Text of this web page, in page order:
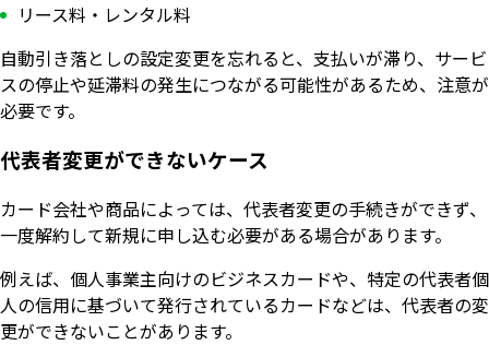
リース料・レンタル料
自動引き落としの設定変更を忘れると、支払いが滞り、サービ
スの停止や延滞料の発生につながる可能性があるため、注意が
必要です。
代表者変更ができないケース
カード会社や商品によっては、代表者変更の手続きができず、
一度解約して新規に申し込む必要がある場合があります。
例えば、個人事業主向けのビジネスカードや、特定の代表者個
人の信用に基づいて発行されているカードなどは、代表者の変
更ができないことがあります。